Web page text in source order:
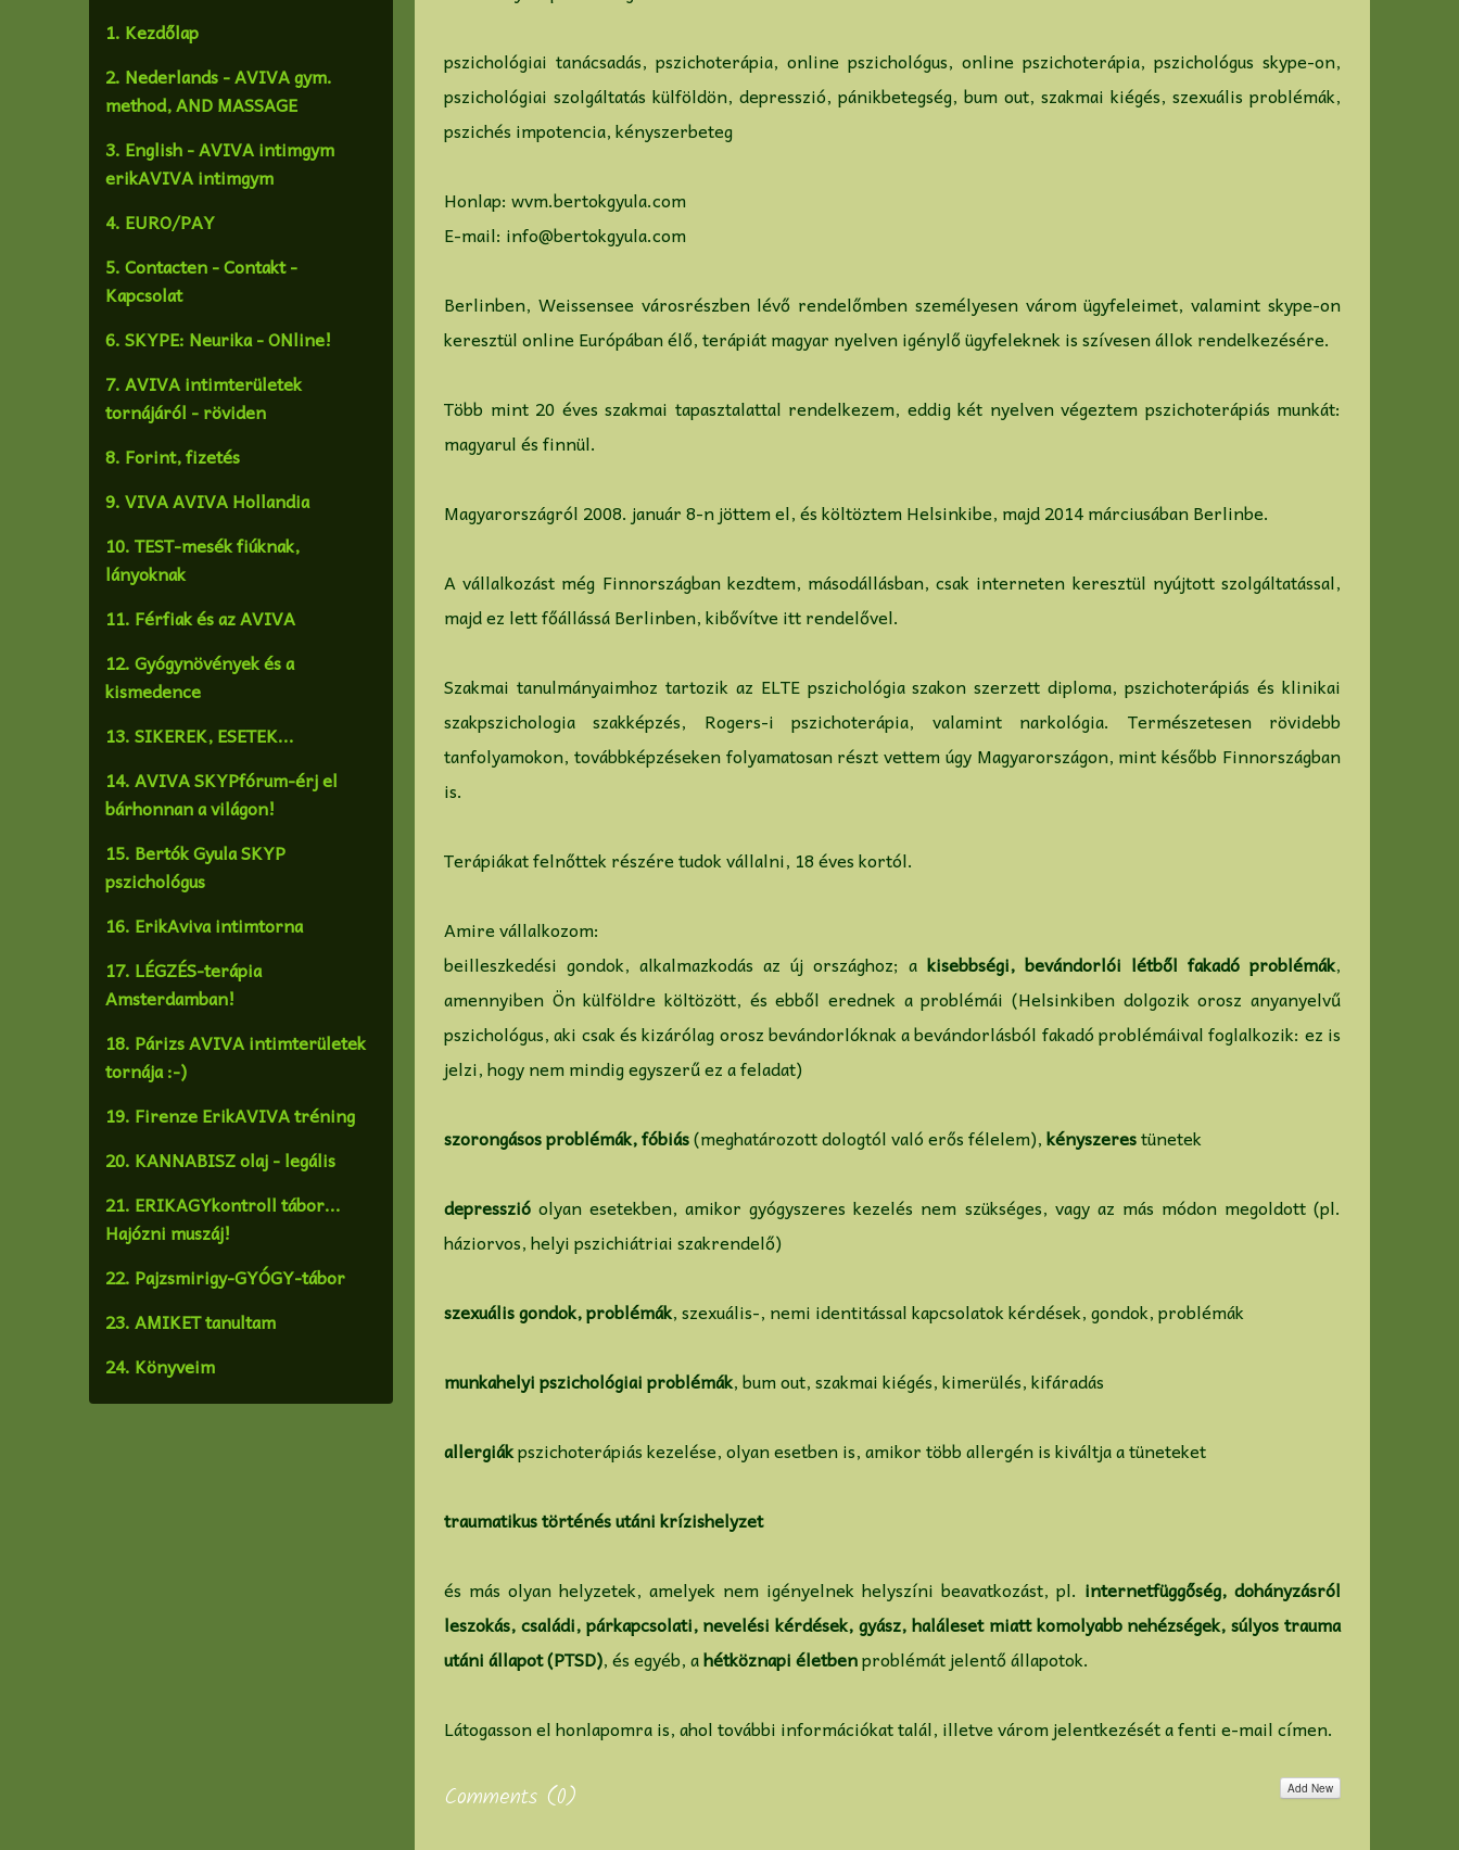
1. Kezdőlap
2. Nederlands - AVIVA gym.
method, AND MASSAGE
3. English - AVIVA intimgym
erikAVIVA intimgym
4. EURO/PAY
5. Contacten - Contakt -
Kapcsolat
6. SKYPE: Neurika - ONline!
7. AVIVA intimterületek
tornájáról - röviden
8. Forint, fizetés
9. VIVA AVIVA Hollandia
10. TEST-mesék fiúknak,
lányoknak
11. Férfiak és az AVIVA
12. Gyógynövények és a
kismedence
13. SIKEREK, ESETEK...
14. AVIVA SKYPfórum-érj el
bárhonnan a világon!
15. Bertók Gyula SKYP
pszichológus
16. ErikAviva intimtorna
17. LÉGZÉS-terápia
Amsterdamban!
18. Párizs AVIVA intimterületek
tornája :-)
19. Firenze ErikAVIVA tréning
20. KANNABISZ olaj - legális
21. ERIKAGYkontroll tábor...
Hajózni muszáj!
22. Pajzsmirigy-GYÓGY-tábor
23. AMIKET tanultam
24. Könyveim
pszichológiai tanácsadás, pszichoterápia, online pszichológus, online pszichoterápia, pszichológus skype-on,
pszichológiai szolgáltatás külföldön, depresszió, pánikbetegség, bum out, szakmai kiégés, szexuális problémák,
pszichés impotencia, kényszerbeteg
Honlap: wvm.bertokgyula.com
E-mail: info@bertokgyula.com
Berlinben, Weissensee városrészben lévő rendelőmben személyesen várom ügyfeleimet, valamint skype-on
keresztül online Európában élő, terápiát magyar nyelven igénylő ügyfeleknek is szívesen állok rendelkezésére.
Több mint 20 éves szakmai tapasztalattal rendelkezem, eddig két nyelven végeztem pszichoterápiás munkát:
magyarul és finnül.
Magyarországról 2008. január 8-n jöttem el, és költöztem Helsinkibe, majd 2014 márciusában Berlinbe.
A vállalkozást még Finnországban kezdtem, másodállásban, csak interneten keresztül nyújtott szolgáltatással,
majd ez lett főállássá Berlinben, kibővítve itt rendelővel.
Szakmai tanulmányaimhoz tartozik az ELTE pszichológia szakon szerzett diploma, pszichoterápiás és klinikai
szakpszichologia szakképzés, Rogers-i pszichoterápia, valamint narkológia. Természetesen rövidebb
tanfolyamokon, továbbképzéseken folyamatosan részt vettem úgy Magyarországon, mint később Finnországban
is.
Terápiákat felnőttek részére tudok vállalni, 18 éves kortól.
Amire vállalkozom:
beilleszkedési gondok, alkalmazkodás az új országhoz; a kisebbségi, bevándorlói létből fakadó problémák,
amennyiben Ön külföldre költözött, és ebből erednek a problémái (Helsinkiben dolgozik orosz anyanyelvű
pszichológus, aki csak és kizárólag orosz bevándorlóknak a bevándorlásból fakadó problémáival foglalkozik: ez is
jelzi, hogy nem mindig egyszerű ez a feladat)
szorongásos problémák, fóbiás(meghatározott dologtól való erős félelem),kényszerestünetek
depresszió olyan esetekben, amikor gyógyszeres kezelés nem szükséges, vagy az más módon megoldott (pl.
háziorvos, helyi pszichiátriai szakrendelő)
szexuális gondok, problémák, szexuális-, nemi identitással kapcsolatok kérdések, gondok, problémák
munkahelyi pszichológiai problémák, bum out, szakmai kiégés, kimerülés, kifáradás
allergiákpszichoterápiás kezelése, olyan esetben is, amikor több allergén is kiváltja a tüneteket
traumatikus történés utáni krízishelyzet
és más olyan helyzetek, amelyek nem igényelnek helyszíni beavatkozást, pl. internetfüggőség, dohányzásról
leszokás, családi, párkapcsolati, nevelési kérdések, gyász, haláleset miatt komolyabb nehézségek, súlyos trauma
utáni állapot (PTSD), és egyéb, ahétköznapi életbenproblémát jelentő állapotok.
Látogasson el honlapomra is, ahol további információkat talál, illetve várom jelentkezését a fenti e-mail címen.
Comments (0) Add New